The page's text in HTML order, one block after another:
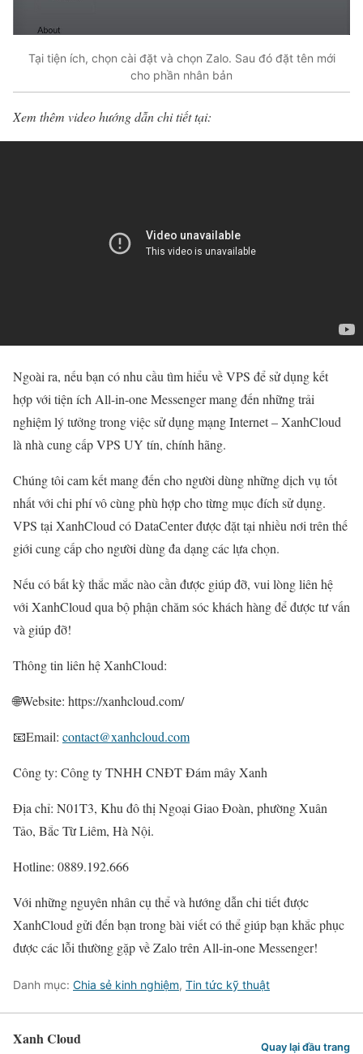
Tại tiện ích, chọn cài đặt và chọn Zalo. Sau đó đặt tên mới
cho phần nhân bản
Xem thêm video hướng dẫn chi tiết tại:
Ngoài ra, nếu bạn có nhu cầu tìm hiểu về VPS để sử dụng kết
hợp với tiện ích All-in-one Messenger mang đến những trải
nghiệm lý tưởng trong việc sử dụng mạng Internet – XanhCloud
là nhà cung cấp VPS UY tín, chính hãng.
Chúng tôi cam kết mang đến cho người dùng những dịch vụ tốt
nhất với chi phí vô cùng phù hợp cho từng mục đích sử dụng.
VPS tại XanhCloud có DataCenter được đặt tại nhiều nơi trên thế
giới cung cấp cho người dùng đa dạng các lựa chọn.
Nếu có bất kỳ thắc mắc nào cần được giúp đỡ, vui lòng liên hệ
với XanhCloud qua bộ phận chăm sóc khách hàng để được tư vấn
và giúp đỡ!
Thông tin liên hệ XanhCloud:
🌐Website: https://xanhcloud.com/
📧Email: contact@xanhcloud.com
Công ty: Công ty TNHH CNĐT Đám mây Xanh
Địa chỉ: N01T3, Khu đô thị Ngoại Giao Đoàn, phường Xuân
Tảo, Bắc Từ Liêm, Hà Nội.
Hotline: 0889.192.666
Với những nguyên nhân cụ thể và hướng dẫn chi tiết được
XanhCloud gửi đến bạn trong bài viết có thể giúp bạn khắc phục
được các lỗi thường gặp về Zalo trên All-in-one Messenger!
Danh mục: Chia sẻ kinh nghiệm, Tin tức kỹ thuật
Xanh Cloud Quay lại đầu trang